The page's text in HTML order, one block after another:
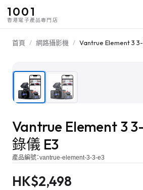
1001
香港電子產品專門店
首頁 / 網路攝影機 / Vantrue Element 3
Vantrue Element 3
錄儀 E3
產品編號：vantrue-element-3-3-e3
HK$2,498